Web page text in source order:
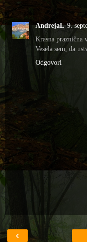
AndrejaL 9.
Krasna praznična
Vesela sem, da
Odgovori
‹